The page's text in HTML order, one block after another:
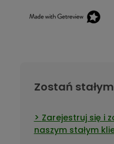
Zostań
Zarejestruj się i
naszym stałym